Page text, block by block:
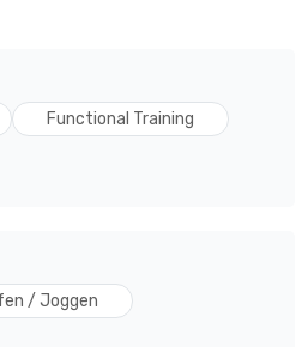
Functional Training
/ Joggen